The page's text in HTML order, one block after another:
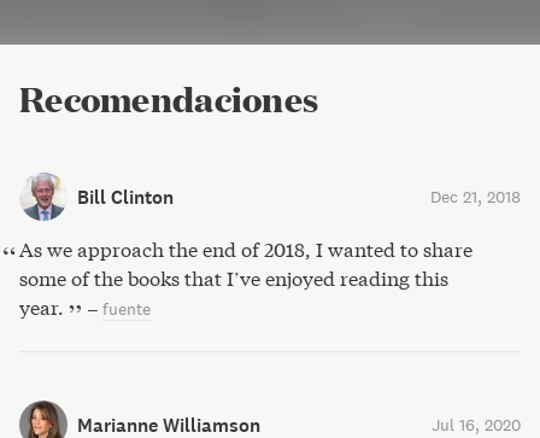
Recomendaciones
Bill Clinton Dec 21, 2018
As we approach the end of 2018, I wanted to share
some of the books that I’ve enjoyed reading this
year.
– fuente
Marianne Williamson Jul 16, 2020